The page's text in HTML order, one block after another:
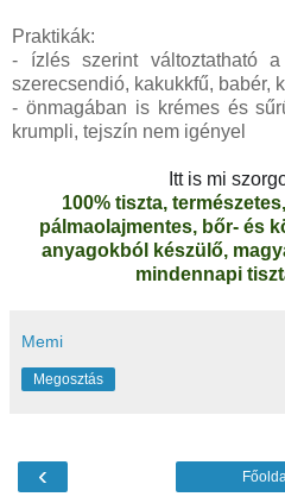
Praktikák:
- ízlés szerint változtatható a
szerecsendió, kakukkfű, babér,
- önmagában is krémes és
krumpli, tejszín nem igényel
Itt is mi
100% tiszta,
pálmaolajmentes, bőr- és
anyagokból készülő,
mindennapi
Memi
Megosztás
‹